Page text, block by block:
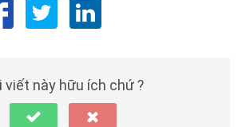
viết này hữu ích chứ ?